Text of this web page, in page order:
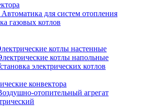
Автоматика для систем отопления
газовых котлов
котлы настенные
котлы напольные
электрических котлов
конвектора
отопительный агрегат